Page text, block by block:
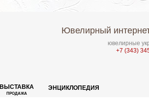
Ювелирный
ювелирные
+7 (343)
ВЫСТАВКА
ПРОДАЖА
ЭНЦИКЛОПЕДИЯ